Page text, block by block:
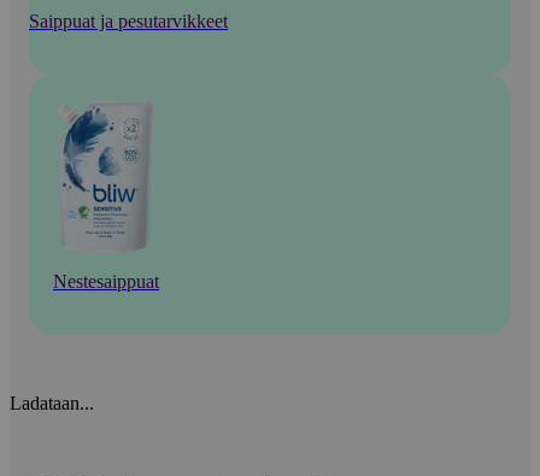
Saippuat ja pesutarvikkeet
Nestesaippuat
Ladataan...